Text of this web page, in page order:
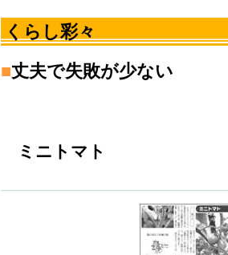
くらし彩々
■丈夫で失敗が少ない
ミニトマト